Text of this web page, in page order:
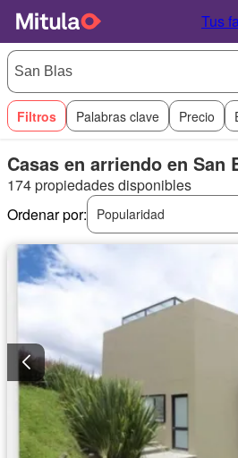
Tus
Filtros Palabras clave Precio
Casas en arriendo en San
174 propiedades disponibles
Ordenar por:
Popularidad